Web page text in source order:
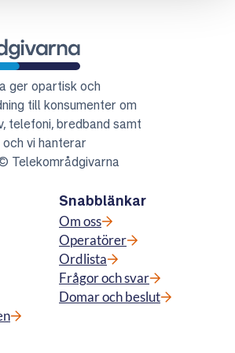
ger opartisk och
till konsumenter om
telefoni, bredband samt
vi hanterar
Telekområdgivarna
Snabblänkar
Om oss
Operatörer
Ordlista
Frågor och svar
Domar och beslut